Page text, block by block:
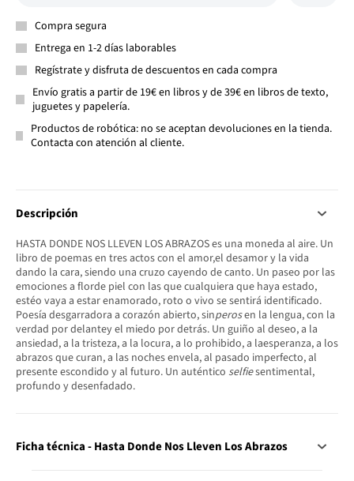
Compra segura
Entrega en 1-2 días laborables
Regístrate y disfruta de descuentos en cada compra
Envío gratis a partir de 19€ en libros y de 39€ en libros de texto,
juguetes y papelería.
Productos de robótica: no se aceptan devoluciones en la tienda.
Contacta con atención al cliente.
Descripción
HASTA DONDE NOS LLEVEN LOS ABRAZOS es una moneda al aire. Un
libro de poemas en tres actos con el amor,el desamor y la vida
dando la cara, siendo una cruzo cayendo de canto. Un paseo por las
emociones a florde piel con las que cualquiera que haya estado,
estéo vaya a estar enamorado, roto o vivo se sentirá identificado.
Poesía desgarradora a corazón abierto, sinperosen la lengua, con la
verdad por delantey el miedo por detrás. Un guiño al deseo, a la
ansiedad, a la tristeza, a la locura, a lo prohibido, a laesperanza, a los
abrazos que curan, a las noches envela, al pasado imperfecto, al
presente escondido y al futuro. Un auténtico selfiesentimental,
profundo y desenfadado.
Ficha técnica - Hasta Donde Nos Lleven Los Abrazos